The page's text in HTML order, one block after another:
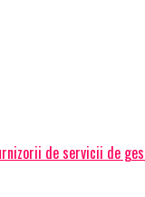
de servicii de